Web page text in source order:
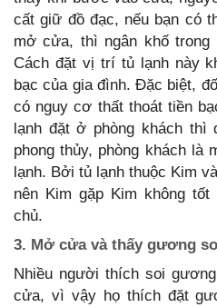
cất giữ đồ đạc, nếu bạn có
mở cửa, thì ngân khố
Cách đặt vị trí tủ lạnh này
bạc của gia đình. Đặc biệt,
có nguy cơ thất thoát tiền
lạnh đặt ở phòng khách thì
phong thủy, phòng khách là
lạnh. Bởi tủ lạnh thuộc Kim
nên Kim gặp Kim không
chủ.
3. Mở cửa và thấy gương
Nhiều người thích soi
cửa, vì vậy họ thích đặt